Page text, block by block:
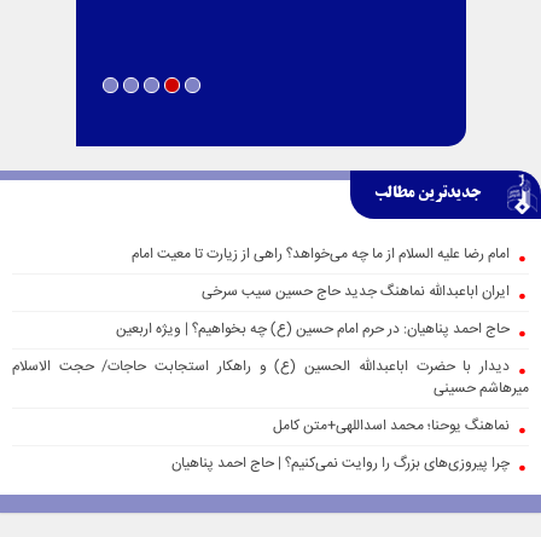
جدیدترین مطالب
امام رضا علیه السلام از ما چه می‌خواهد؟ راهی از زیارت تا معیت امام
ایران اباعبدالله نماهنگ جدید حاج حسین سیب سرخی
حاج احمد پناهیان: در حرم امام حسین (ع) چه بخواهیم؟ | ویژه اربعین
دیدار با حضرت اباعبدالله الحسین (ع) و راهکار استجابت حاجات/ حجت الاسلام
میرهاشم حسینی
نماهنگ یوحنا؛ محمد اسداللهی+متن کامل
چرا پیروزی‌های بزرگ را روایت نمی‌کنیم؟ | حاج احمد پناهیان